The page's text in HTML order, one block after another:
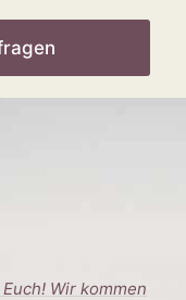
Wir kommen